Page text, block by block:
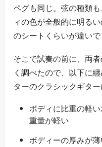
ペグも同じ。弦の種類
ィの色が全般的に明る
のシートくらいが違いで
そこで試奏の前に、両
く調べたので、以下に
ターのクラシックギター
ボディに比重の軽
重量が軽い
ボディーの厚みが薄